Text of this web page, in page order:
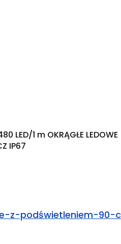
LED/1 m OKRĄGŁE LEDOWE
IP67